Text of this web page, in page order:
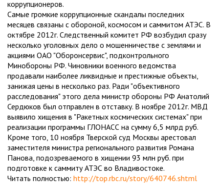
коррупционеров.
Самые громкие коррупционные скандалы последних
месяцев связаны с обороной, космосом и саммитом АТЭС. В
октябре 2012г. Следственный комитет РФ возбудил сразу
несколько уголовных дело о мошенничестве с землями и
акциями ОАО "Оборонсервис", подконтрольного
Минобороны РФ. Чиновники военного ведомства
продавали наиболее ликвидные и престижные объекты,
занижая цены в несколько раз. Ради "объективного
расследования" этого дела министр обороны РФ Анатолий
Сердюков был отправлен в отставку. В ноябре 2012г. МВД
выявило хищения в "Ракетных космических системах" при
реализации программы ГЛОНАСС на сумму 6,5 млрд руб.
Кроме того, 10 ноября Тверской суд Москвы арестовал
заместителя министра регионального развития Романа
Панова, подозреваемого в хищении 93 млн руб. при
подготовке к саммиту АТЭС во Владивостоке.
Читать полностью: http://top.rbc.ru/story/640746.shtml